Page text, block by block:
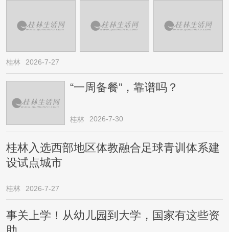
桂林 2026-7-27
“一周备餐”，靠谱吗？
桂林 2026-7-30
桂林入选西部地区体教融合足球青训体系建
设试点城市
桂林 2026-7-27
事关上学！从幼儿园到大学，国家有这些资